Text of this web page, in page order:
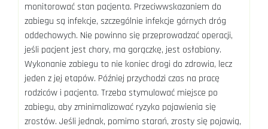
monitorować stan pacjenta. Przeciwwskazaniem do
zabiegu są infekcje, szczególnie infekcje górnych dróg
oddechowych. Nie powinno się przeprowadzać operacji,
jeśli pacjent jest chory, ma gorączkę, jest osłabiony.
Wykonanie zabiegu to nie koniec drogi do zdrowia, lecz
jeden z jej etapów. Później przychodzi czas na pracę
rodziców i pacjenta. Trzeba stymulować miejsce po
zabiegu, aby zminimalizować ryzyko pojawienia się
zrostów. Jeśli jednak, pomimo starań, zrosty się pojawią,